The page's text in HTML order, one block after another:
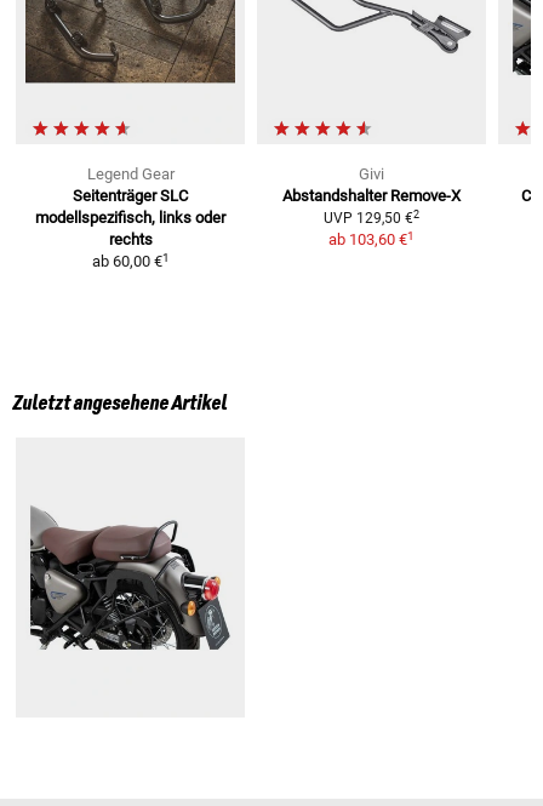
Legend Gear
Seitenträger SLC
modellspezifisch, links oder
rechts
ab 60,00 €1
Givi
Abstandshalter Remove-X
UVP 129,50 €2
ab 103,60 €1
C-
Zuletzt angesehene Artikel